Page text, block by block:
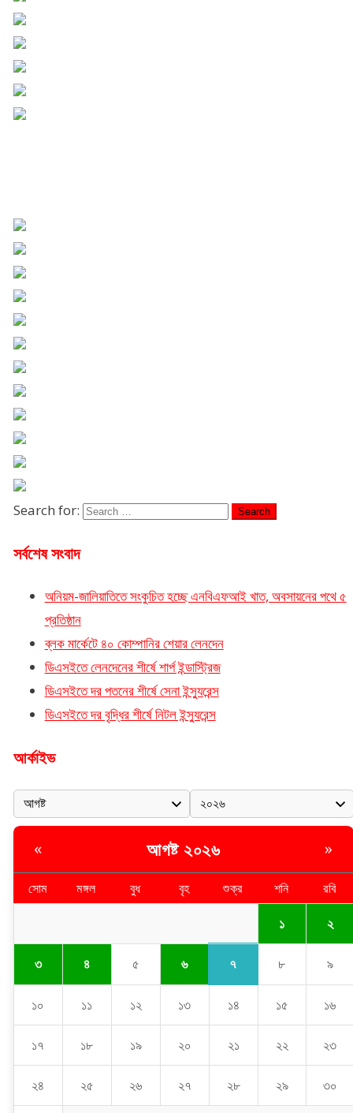
Search for:
সর্বশেষ সংবাদ
অনিয়ম-জালিয়াতিতে সংকুচিত হচ্ছে এনবিএফআই খাত, অবসায়নের পথে ৫
প্রতিষ্ঠান
ব্লক মার্কেটে ৪০ কোম্পানির শেয়ার লেনদেন
ডিএসইতে লেনদেনের শীর্ষে শার্প ইন্ডাস্ট্রিজ
ডিএসইতে দর পতনের শীর্ষে সেনা ইন্স্যুরেন্স
ডিএসইতে দর বৃদ্ধির শীর্ষে নিটল ইন্স্যুরেন্স
আর্কাইভ
« আগষ্ট ২০২৬ »
সোম মঙ্গল বুধ বৃহ শুক্র শনি রবি
১ ২
৩ ৪ ৫ ৬ ৭ ৮ ৯
১০ ১১ ১২ ১৩ ১৪ ১৫ ১৬
১৭ ১৮ ১৯ ২০ ২১ ২২ ২৩
২৪ ২৫ ২৬ ২৭ ২৮ ২৯ ৩০